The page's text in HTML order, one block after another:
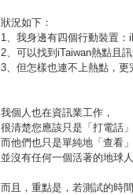
狀況如下：
1、我身邊有四個行動裝置
2、可以找到iTaiwan熱點且
3、但怎樣也連不上熱點，
我個人也在資訊業工作，
很清楚您應該只是「打電話
而他們也只是單純地「查看
並沒有任何一個活著的地球
而且，重點是，若測試的時